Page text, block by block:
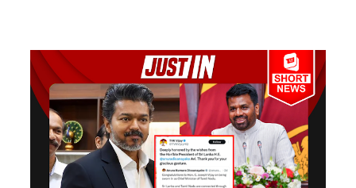
லை
மோதல்:
சந்தேகநப
ர்கள் 62